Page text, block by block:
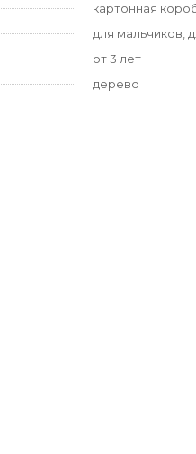
картонная
для мальчиков,
от 3 лет
дерево